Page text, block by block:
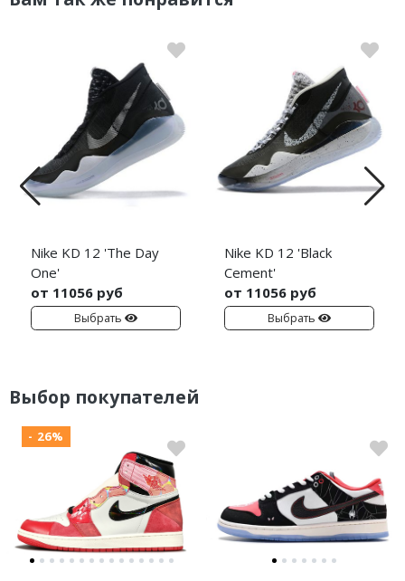
Nike KD 12 'The Day
One'
от 11056 руб
Выбрать
Nike KD 12 'Black
Cement'
от 11056 руб
Выбрать
Выбор покупателей
- 26%